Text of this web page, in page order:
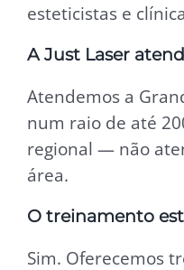
esteticistas e
A Just Laser
Atendemos a
num raio de até
regional — não
área.
O treinamento
Sim. Oferecemos